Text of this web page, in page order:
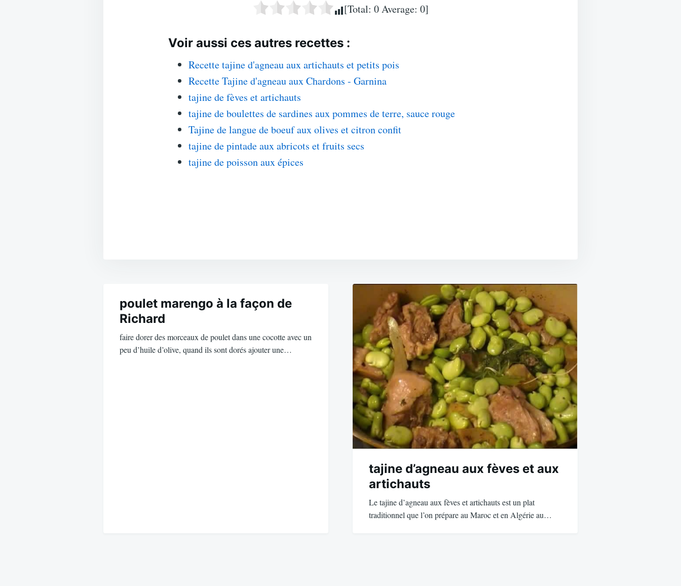
[Total: 0Average: 0]
Voir aussi ces autres recettes :
Recette tajine d'agneau aux artichauts et petits pois
Recette Tajine d'agneau aux Chardons - Garnina
tajine de fèves et artichauts
tajine de boulettes de sardines aux pommes de terre, sauce rouge
Tajine de langue de boeuf aux olives et citron confit
tajine de pintade aux abricots et fruits secs
tajine de poisson aux épices
de
l’article
poulet marengo à la façon de
Richard
faire dorer des morceaux de poulet dans une cocotte avec un
peu d’huile d’olive, quand ils sont dorés ajouter une…
tajine d’agneau aux fèves et aux
artichauts
Le tajine d’agneau aux fèves et artichauts est un plat
traditionnel que l’on prépare au Maroc et en Algérie au…